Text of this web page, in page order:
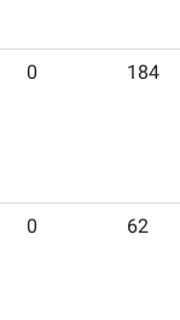
0 184
0 62